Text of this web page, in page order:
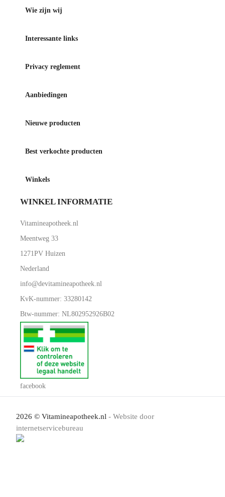
facebook
Wie zijn wij
Interessante links
Privacy reglement
Aanbiedingen
Nieuwe producten
Best verkochte producten
Winkels
WINKEL INFORMATIE
Vitamineapotheek.nl
Meentweg 33
1271PV Huizen
Nederland
info@devitamineapotheek.nl
KvK-nummer: 33280142
Btw-nummer: NL802952926B02
2026 © Vitamineapotheek.nl - Website door
internetservicebureau